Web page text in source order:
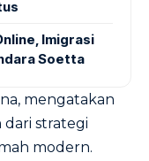
Imigrasi
Soetta
mengatakan
dari strategi
modern.